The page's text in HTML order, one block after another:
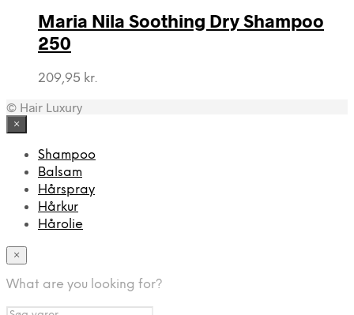
var:
299,95 kr..
er:
169,95 kr..
Maria Nila Soothing Dry Shampoo
250
209,95 kr.
© Hair Luxury
×
Shampoo
Balsam
Hårspray
Hårkur
Hårolie
×
What are you looking for?